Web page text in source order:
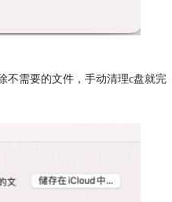
不需要的文件，手动清理c盘就完